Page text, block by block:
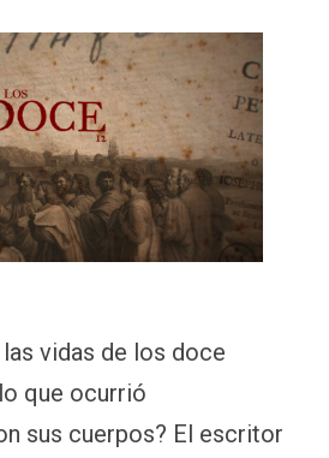
vidas de los doce
que ocurrió
sus cuerpos? El escritor